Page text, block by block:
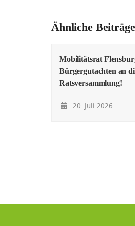
Ähnliche Beiträge
Mobilitätsrat
Bürgergutachten an
Ratsversammlung!
20. Juli 2026